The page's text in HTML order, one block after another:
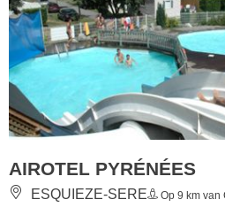
AIROTEL PYRÉNÉES
ESQUIEZE-SERE Op 9 km van